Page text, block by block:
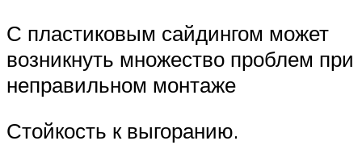
С пластиковым сайдингом может
возникнуть множество проблем при
неправильном монтаже
Стойкость к выгоранию.